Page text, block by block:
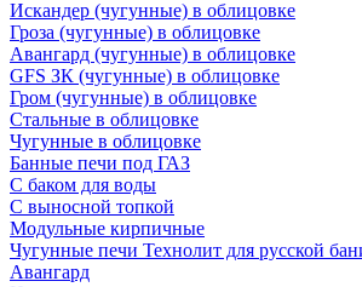
Искандер (чугунные) в облицовке
Гроза (чугунные) в облицовке
Авангард (чугунные) в облицовке
GFS ЗК (чугунные) в облицовке
Гром (чугунные) в облицовке
Стальные в облицовке
Чугунные в облицовке
Банные печи под ГАЗ
С баком для воды
С выносной топкой
Модульные кирпичные
Чугунные печи Технолит для русской
Авангард